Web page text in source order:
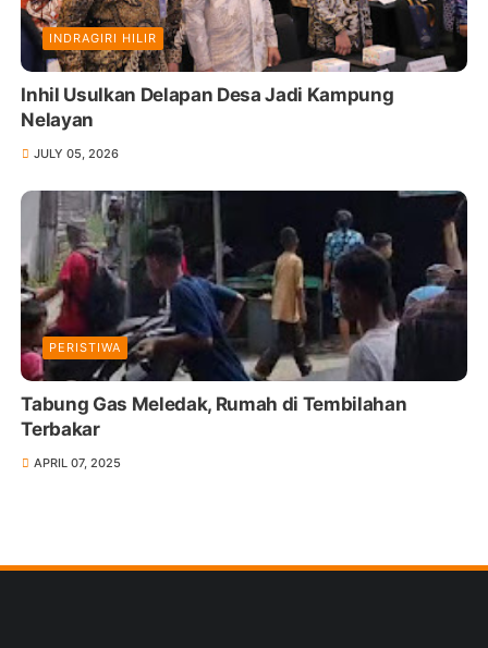
INDRAGIRI HILIR
Inhil Usulkan Delapan Desa Jadi Kampung
Nelayan
JULY 05, 2026
PERISTIWA
Tabung Gas Meledak, Rumah di Tembilahan
Terbakar
APRIL 07, 2025